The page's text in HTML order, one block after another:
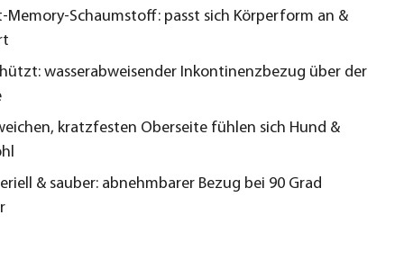
Memory-Schaumstoff: passt sich Körperform an &
wasserabweisender Inkontinenzbezug über der
kratzfesten Oberseite fühlen sich Hund &
& sauber: abnehmbarer Bezug bei 90 Grad